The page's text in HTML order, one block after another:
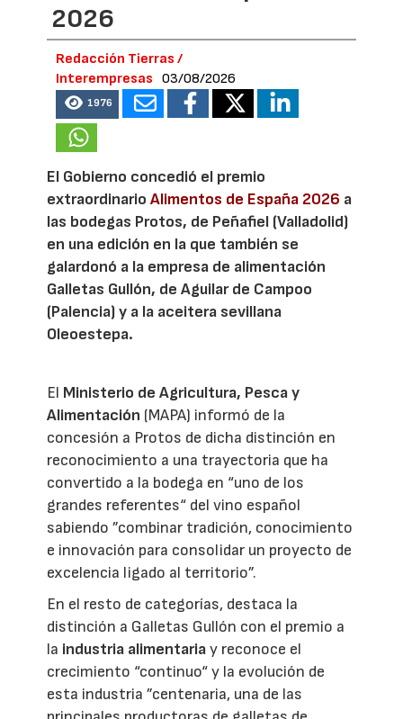
2026
Redacción Tierras /
Interempresas
03/08/2026
1976
El Gobierno concedió el premio
extraordinarioAlimentos de España 2026 a
las bodegas Protos, de Peñafiel (Valladolid)
en una edición en la que también se
galardonó a la empresa de alimentación
Galletas Gullón, de Aguilar de Campoo
(Palencia) y a la aceitera sevillana
Oleoestepa.
El Ministerio de Agricultura, Pesca y
Alimentación (MAPA) informó de la
concesión a Protos de dicha distinción en
reconocimiento a una trayectoria que ha
convertido a la bodega en “uno de los
grandes referentes“ del vino español
sabiendo ”combinar tradición, conocimiento
e innovación para consolidar un proyecto de
excelencia ligado al territorio”.
En el resto de categorías, destaca la
distinción a Galletas Gullón con el premio a
la industria alimentariay reconoce el
crecimiento “continuo“ y la evolución de
esta industria ”centenaria, una de las